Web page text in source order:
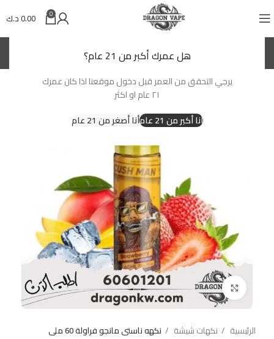
هل عمرك أكبر من 21 عام؟
يرجي التحقق من العمر قبل دخول موقعنا اذا كان عمرك
٢١ عام او اكثر
أنا أكبر من 21 عام
أنا أصغر من 21 عام
0
0.00د.ك
Click to enlarge
الرئيسية نكهات شيشة نكهه ناستى مانجو فراولة 60 ملى